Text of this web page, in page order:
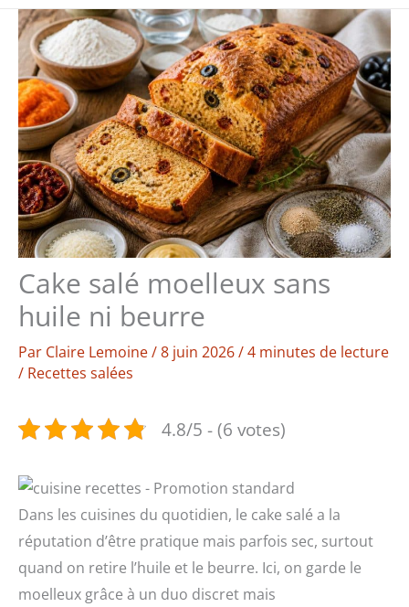
Cake salé moelleux sans
huile ni beurre
Par Claire Lemoine/8 juin 2026/4 minutes de lecture
/ Recettes salées
4.8/5 - (6 votes)
Dans les cuisines du quotidien, le cake salé a la
réputation d’être pratique mais parfois sec, surtout
quand on retire l’huile et le beurre. Ici, on garde le
moelleux grâce à un duo discret mais